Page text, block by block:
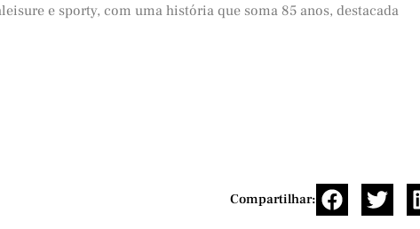
e sporty, com uma história que soma 85 anos, destacada
Compartilhar: